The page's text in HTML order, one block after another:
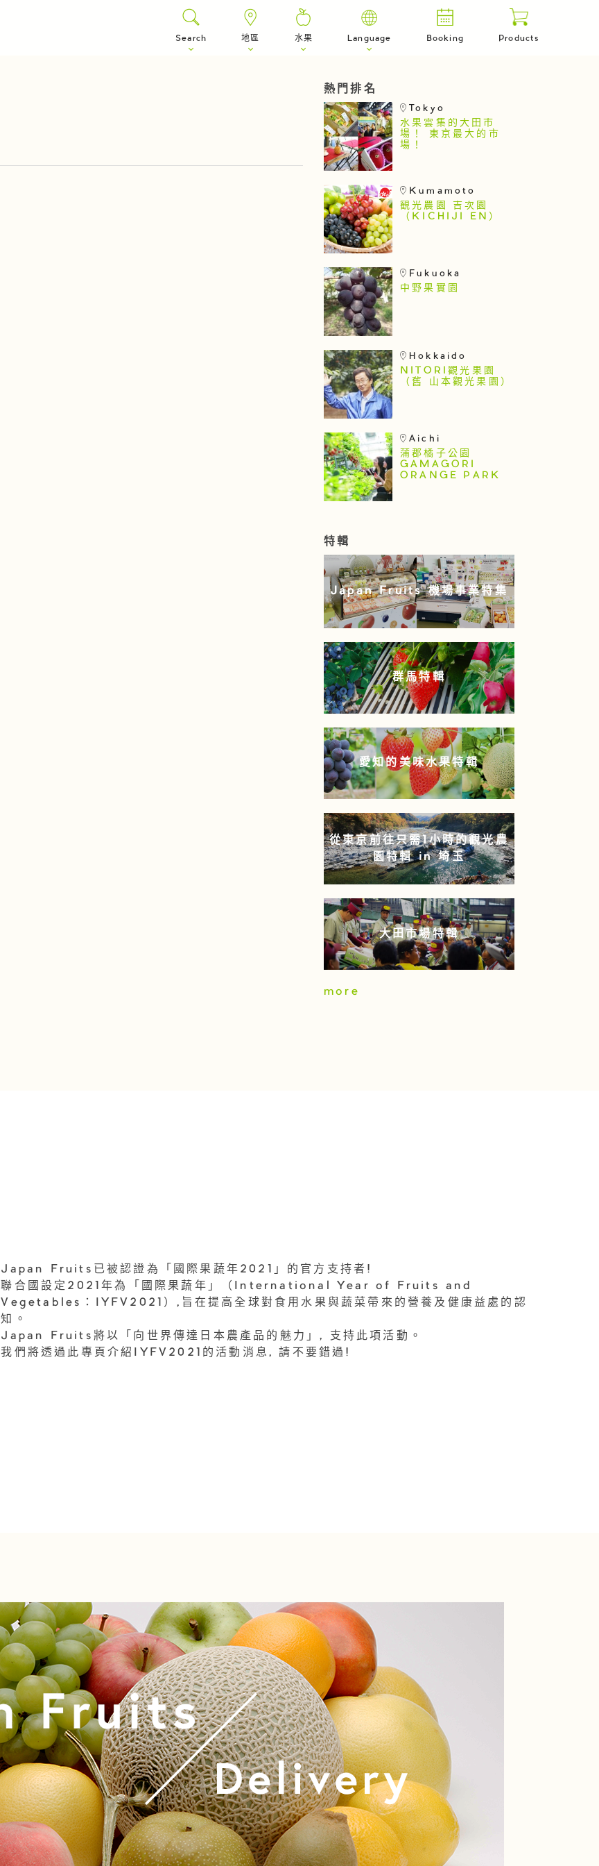
Search 地區 水果 Language Booking Products
熱門排名
Tokyo
水果雲集的大田市
場！ 東京最大的市
場！
Kumamoto
観光農園 吉次園
（KICHIJI EN）
Fukuoka
中野果實園
Hokkaido
NITORI觀光果園
（舊 山本觀光果園）
Aichi
蒲郡橘子公園
GAMAGORI
ORANGE PARK
特輯
Japan Fruits 機場事業特集
群馬特輯
愛知的美味水果特輯
從東京前往只需1小時的觀光農
園特輯 in 埼玉
大田市場特輯
more
Japan Fruits已被認證為「國際果蔬年2021」的官方支持者!
聯合國設定2021年為「國際果蔬年」（International Year of Fruits and
Vegetables：IYFV2021）,旨在提高全球對食用水果與蔬菜帶來的營養及健康益處的認
知。
Japan Fruits將以「向世界傳達日本農產品的魅力」, 支持此項活動。
我們將透過此專頁介紹IYFV2021的活動消息, 請不要錯過!